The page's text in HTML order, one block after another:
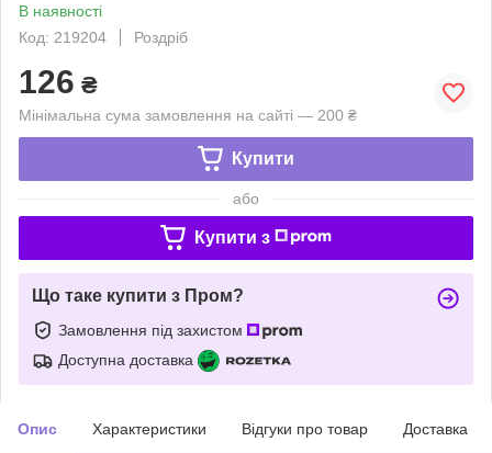
В наявності
Код: 219204
Роздріб
126 ₴
Мінімальна сума замовлення на сайті — 200 ₴
Купити
або
Купити з
Що таке купити з Пром?
Замовлення під захистом
Доступна доставка
Опис Характеристики Відгуки про товар Доставка